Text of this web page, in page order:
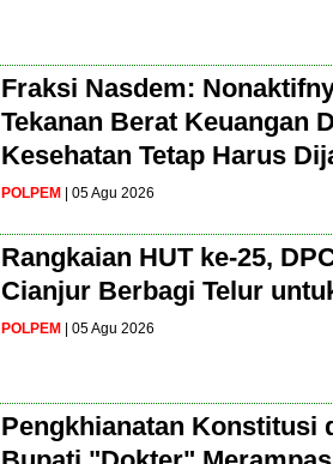
Fraksi Nasdem:
Tekanan Berat Keuangan
Kesehatan Tetap Harus
POLPEM | 05 Agu 2026
Rangkaian HUT ke-25,
Cianjur Berbagi Telur
POLPEM | 05 Agu 2026
Pengkhianatan Konstitusi